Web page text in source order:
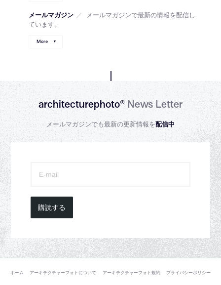
メールマガジン ／
メールマガジンで最新の情報を配信し
ています。
More
architecturephoto®News Letter
メールマガジンでも最新の更新情報を配信中
購読する
ホーム アーキテクチャーフォトについて アーキテクチャーフォト規約 プライバシーポリシー